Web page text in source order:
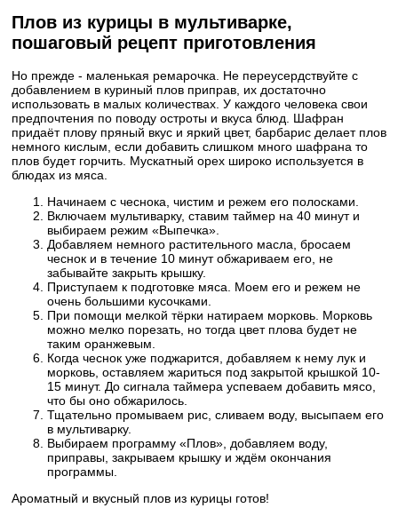
Плов из курицы в мультиварке,
пошаговый рецепт приготовления
Но прежде - маленькая ремарочка. Не переусердствуйте с
добавлением в куриный плов приправ, их достаточно
использовать в малых количествах. У каждого человека свои
предпочтения по поводу остроты и вкуса блюд. Шафран
придаёт плову пряный вкус и яркий цвет, барбарис делает плов
немного кислым, если добавить слишком много шафрана то
плов будет горчить. Мускатный орех широко используется в
блюдах из мяса.
Начинаем с чеснока, чистим и режем его полосками.
Включаем мультиварку, ставим таймер на 40 минут и
выбираем режим «Выпечка».
Добавляем немного растительного масла, бросаем
чеснок и в течение 10 минут обжариваем его, не
забывайте закрыть крышку.
Приступаем к подготовке мяса. Моем его и режем не
очень большими кусочками.
При помощи мелкой тёрки натираем морковь. Морковь
можно мелко порезать, но тогда цвет плова будет не
таким оранжевым.
Когда чеснок уже поджарится, добавляем к нему лук и
морковь, оставляем жариться под закрытой крышкой 10-
15 минут. До сигнала таймера успеваем добавить мясо,
что бы оно обжарилось.
Тщательно промываем рис, сливаем воду, высыпаем его
в мультиварку.
Выбираем программу «Плов», добавляем воду,
приправы, закрываем крышку и ждём окончания
программы.
Ароматный и вкусный плов из курицы готов!